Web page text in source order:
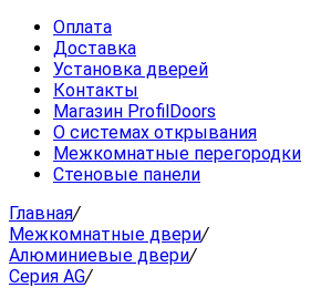
Оплата
Доставка
Установка дверей
Контакты
Магазин ProfilDoors
О системах открывания
Межкомнатные перегородки
Стеновые панели
Главная/
Межкомнатные двери/
Алюминиевые двери/
Серия AG/